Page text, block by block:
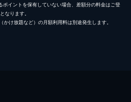
イントを保有していない場合、差額分の料金はご登
なります。
け放題など）の月額利用料は別途発生します。